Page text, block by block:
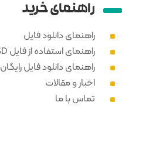
راهنمای خرید
راهنمای دانلود فایل
راهنمای استفاده از فایل PSD
راهنمای دانلود فایل رایگان
اخبار و مقالات
تماس با ما